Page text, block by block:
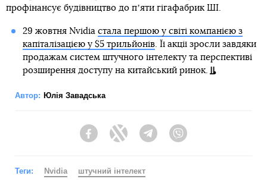
профінансує будівництво до пʼяти гігафабрик ШІ.
29 жовтня Nvidia стала першою у світі компанією з
капіталізацією у $5 трильйонів. Її акції зросли завдяки
продажам систем штучного інтелекту та перспективі
розширення доступу на китайський ринок.
Автор: Юлія Завадська
FacebookTwitter Telegram
Теги: Nvidia штучний інтелект